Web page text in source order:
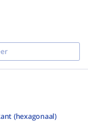
(hexagonaal)